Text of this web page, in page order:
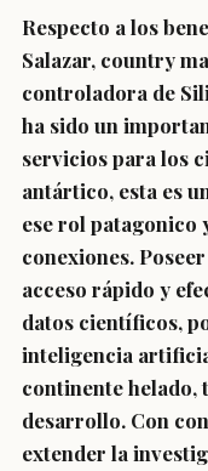
Respecto a los
Salazar, country
controladora de
ha sido un
servicios para los
antártico, esta es
ese rol patagonico
conexiones.
acceso rápido y
datos científicos,
inteligencia
continente helado,
desarrollo. Con
extender la